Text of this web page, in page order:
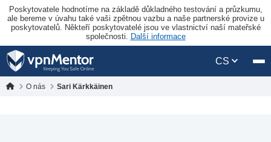
Poskytovatele hodnotíme na základě důkladného testování a průzkumu,
ale bereme v úvahu také vaši zpětnou vazbu a naše partnerské provize u
poskytovatelů. Někteří poskytovatelé jsou ve vlastnictví naší mateřské
společnosti. Další informace
CS
O nás Sari Kärkkäinen